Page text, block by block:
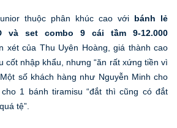
thuộc phân khúc cao với bánh lẻ
và set combo 9 cái tầm 9-12.000
xét của Thu Uyên Hoàng, giá thành cao
cốt nhập khẩu, nhưng “ăn rất xứng tiền vì
số khách hàng như Nguyễn Minh cho
1 bánh tiramisu “đắt thì cũng có đắt
tệ”.